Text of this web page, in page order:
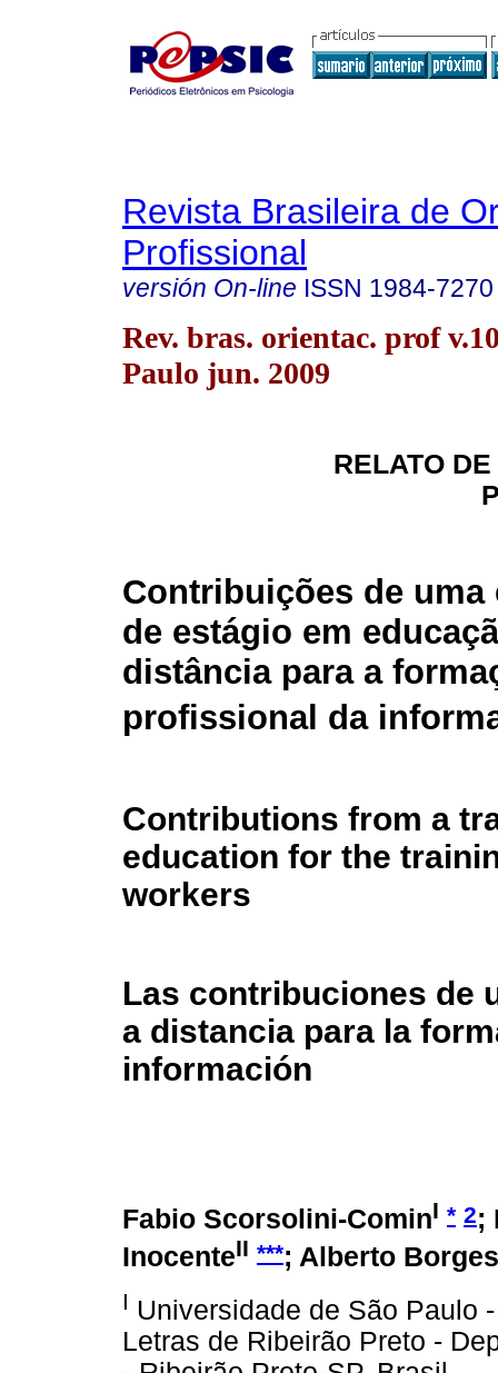
Revista Brasileira de
Profissional
versión On-line ISSN 1984-7270
Rev. bras. orientac. prof
Paulo jun. 2009
RELATO
Contribuições de uma
de estágio em
distância para a
profissional da
Contributions from a
education for the
workers
Las contribuciones de
a distancia para la
información
Fabio Scorsolini-CominI * 2;
InocenteII ***; Alberto
I Universidade de São Paulo
Letras de Ribeirão Preto -